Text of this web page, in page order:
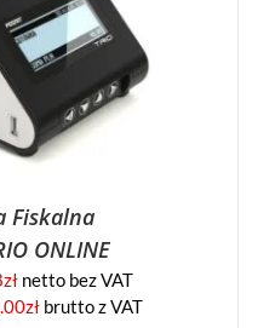
Fiskalna
ONLINE
zł netto bez VAT
złbrutto z VAT